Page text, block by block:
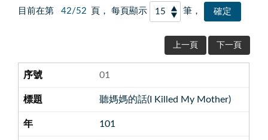
目前在第 42/52 頁， 每頁顯示 筆，
上一頁 下一頁
01
聽媽媽的話(I Killed My Mother)
101